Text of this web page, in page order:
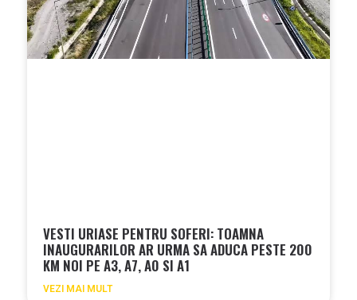
VESTI URIASE PENTRU SOFERI: TOAMNA
INAUGURARILOR AR URMA SA ADUCA PESTE 200
KM NOI PE A3, A7, A0 SI A1
VEZI MAI MULT